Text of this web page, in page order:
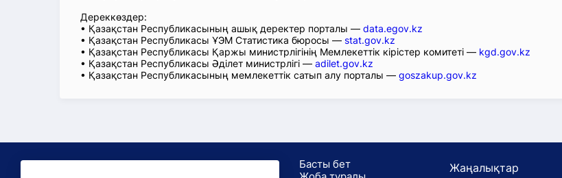
Дереккөздер:
• Қазақстан Республикасының ашық деректер порталы — data.egov.kz
• Қазақстан Республикасы ҰЭМ Статистика бюросы — stat.gov.kz
• Қазақстан Республикасы Қаржы министрлігінің Мемлекеттік кірістер комитеті — kgd.gov.kz
• Қазақстан Республикасы Әділет министрлігі — adilet.gov.kz
• Қазақстан Республикасының мемлекеттік сатып алу порталы — goszakup.gov.kz
Басты бет
Жаңалықтар